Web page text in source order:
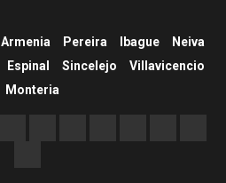
Armenia Pereira Ibague
Neiva
Espinal Sincelejo
Villavicencio
Monteria